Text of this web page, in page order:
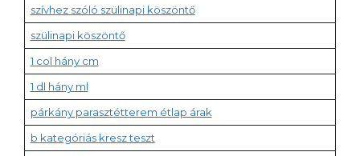
szívhez szóló szülinapi köszöntő
szülinapi köszöntő
1 col hány cm
1 dl hány ml
párkány parasztétterem étlap árak
b kategóriás kresz teszt